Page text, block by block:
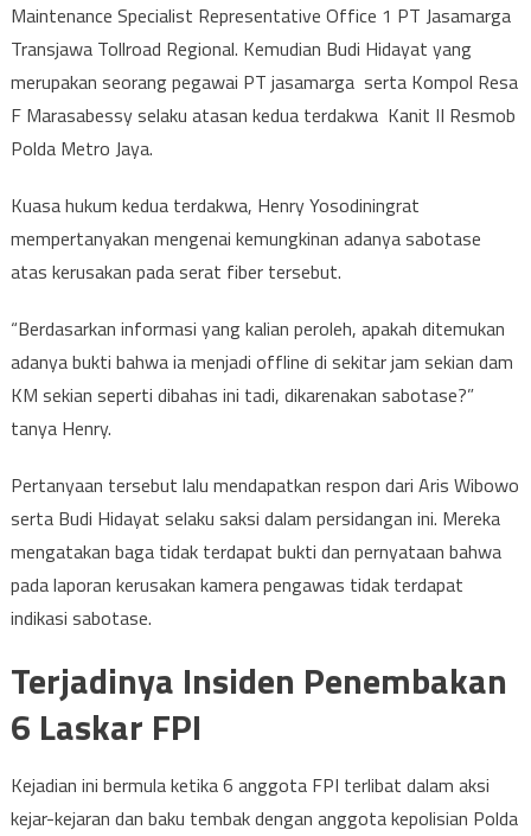
Maintenance Specialist Representative Office 1 PT Jasamarga
Transjawa Tollroad Regional. Kemudian Budi Hidayat yang
merupakan seorang pegawai PT jasamarga serta Kompol Resa
F Marasabessy selaku atasan kedua terdakwa Kanit II Resmob
Polda Metro Jaya.
Kuasa hukum kedua terdakwa, Henry Yosodiningrat
mempertanyakan mengenai kemungkinan adanya sabotase
atas kerusakan pada serat fiber tersebut.
“Berdasarkan informasi yang kalian peroleh, apakah ditemukan
adanya bukti bahwa ia menjadi offline di sekitar jam sekian dam
KM sekian seperti dibahas ini tadi, dikarenakan sabotase?”
tanya Henry.
Pertanyaan tersebut lalu mendapatkan respon dari Aris Wibowo
serta Budi Hidayat selaku saksi dalam persidangan ini. Mereka
mengatakan baga tidak terdapat bukti dan pernyataan bahwa
pada laporan kerusakan kamera pengawas tidak terdapat
indikasi sabotase.
Terjadinya Insiden Penembakan
6 Laskar FPI
Kejadian ini bermula ketika 6 anggota FPI terlibat dalam aksi
kejar-kejaran dan baku tembak dengan anggota kepolisian Polda